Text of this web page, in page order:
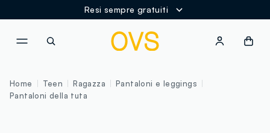
Resi sempre gratuiti
Home Teen Ragazza
Pantaloni e leggings
Pantaloni della tuta